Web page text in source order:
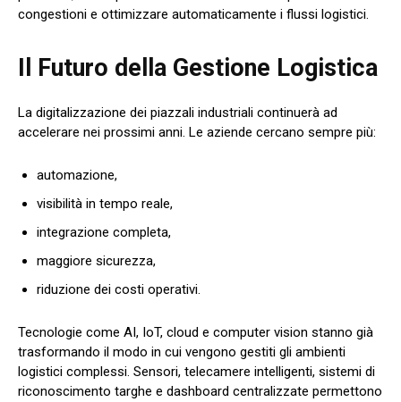
congestioni e ottimizzare automaticamente i flussi logistici.
Il Futuro della Gestione Logistica
La digitalizzazione dei piazzali industriali continuerà ad
accelerare nei prossimi anni. Le aziende cercano sempre più:
automazione,
visibilità in tempo reale,
integrazione completa,
maggiore sicurezza,
riduzione dei costi operativi.
Tecnologie come AI, IoT, cloud e computer vision stanno già
trasformando il modo in cui vengono gestiti gli ambienti
logistici complessi. Sensori, telecamere intelligenti, sistemi di
riconoscimento targhe e dashboard centralizzate permettono